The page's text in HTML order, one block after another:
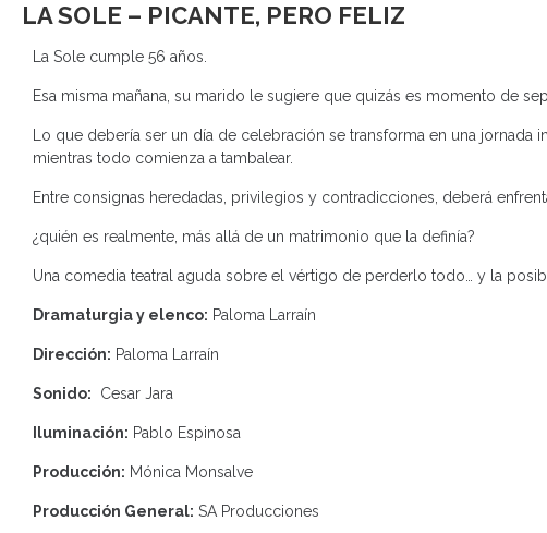
LA SOLE – PICANTE, PERO FELIZ
La Sole cumple 56 años.
Esa misma mañana, su marido le sugiere que quizás es momento de
Lo que debería ser un día de celebración se transforma en una
mientras todo comienza a tambalear.
Entre consignas heredadas, privilegios y contradicciones, deberá
¿quién es realmente, más allá de un matrimonio que la definía?
Una comedia teatral aguda sobre el vértigo de perderlo todo… y la
Dramaturgia y elenco: Paloma Larraín
Dirección: Paloma Larraín
Sonido: Cesar Jara
Iluminación: Pablo Espinosa
Producción: Mónica Monsalve
Producción General: SA Producciones